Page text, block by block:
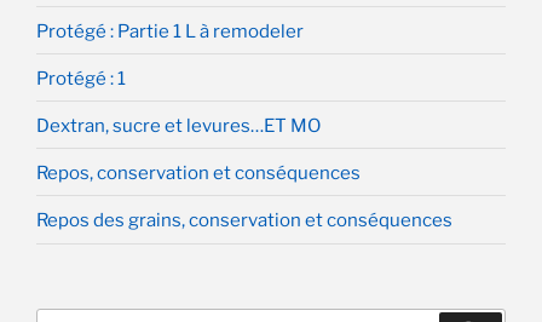
Protégé : Partie 1 L à remodeler
Protégé : 1
Dextran, sucre et levures…ET MO
Repos, conservation et conséquences
Repos des grains, conservation et conséquences